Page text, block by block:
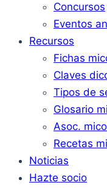
Concursos
Eventos
Recursos
Fichas
Claves
Tipos de
Glosario
Asoc.
Recetas
Noticias
Hazte socio